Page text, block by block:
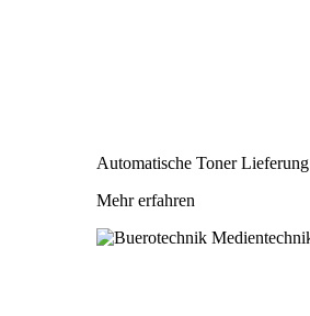
Automatische Toner Lieferung
Mehr erfahren